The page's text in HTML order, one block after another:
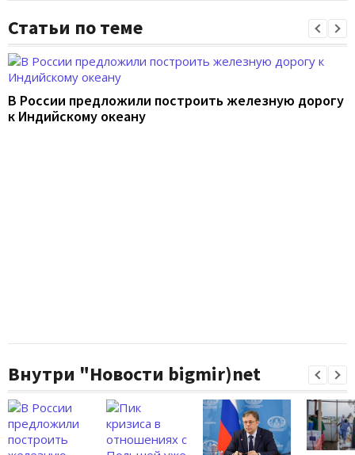
Статьи по теме
В России предложили построить железную дорогу
к Индийскому океану
Внутри "Новости bigmir)net